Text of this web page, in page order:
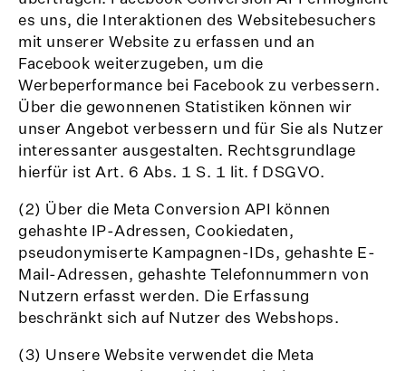
es uns, die Interaktionen des Websitebesuchers
mit unserer Website zu erfassen und an
Facebook weiterzugeben, um die
Werbeperformance bei Facebook zu verbessern.
Über die gewonnenen Statistiken können wir
unser Angebot verbessern und für Sie als Nutzer
interessanter ausgestalten. Rechtsgrundlage
hierfür ist Art. 6 Abs. 1 S. 1 lit. f DSGVO.
(2) Über die Meta Conversion API können
gehashte IP-Adressen, Cookiedaten,
pseudonymiserte Kampagnen-IDs, gehashte E-
Mail-Adressen, gehashte Telefonnummern von
Nutzern erfasst werden. Die Erfassung
beschränkt sich auf Nutzer des Webshops.
(3) Unsere Website verwendet die Meta